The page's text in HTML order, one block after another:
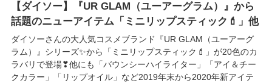
【ダイソー】『UR GLAM（ユーアーグラム）』から
話題のニューアイテム「ミニリップスティック💄」他
ダイソーさんの大人気コスメブランド『UR GLAM（ユーアーグ
ラム）』シリーズ✨から「ミニリップスティック💄」が20色のカ
ラバリで登場❣他にも「バウンシーハイライター」「アイ＆チー
クカラー」「リップオイル」など2019年末から2020年新アイテ